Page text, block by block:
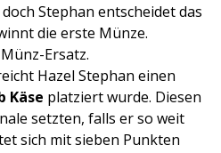
Stephan entscheidet das
die erste Münze.
Ersatz.
Hazel Stephan einen
Käse platziert wurde. Diesen
setzten, falls er so weit
sich mit sieben Punkten